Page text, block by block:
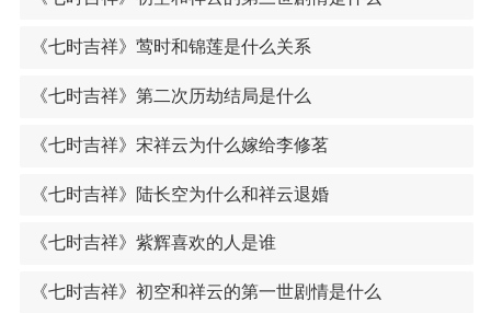
《七时吉祥》莺时和锦莲是什么关系
《七时吉祥》第二次历劫结局是什么
《七时吉祥》宋祥云为什么嫁给李修茗
《七时吉祥》陆长空为什么和祥云退婚
《七时吉祥》紫辉喜欢的人是谁
《七时吉祥》初空和祥云的第一世剧情是什么